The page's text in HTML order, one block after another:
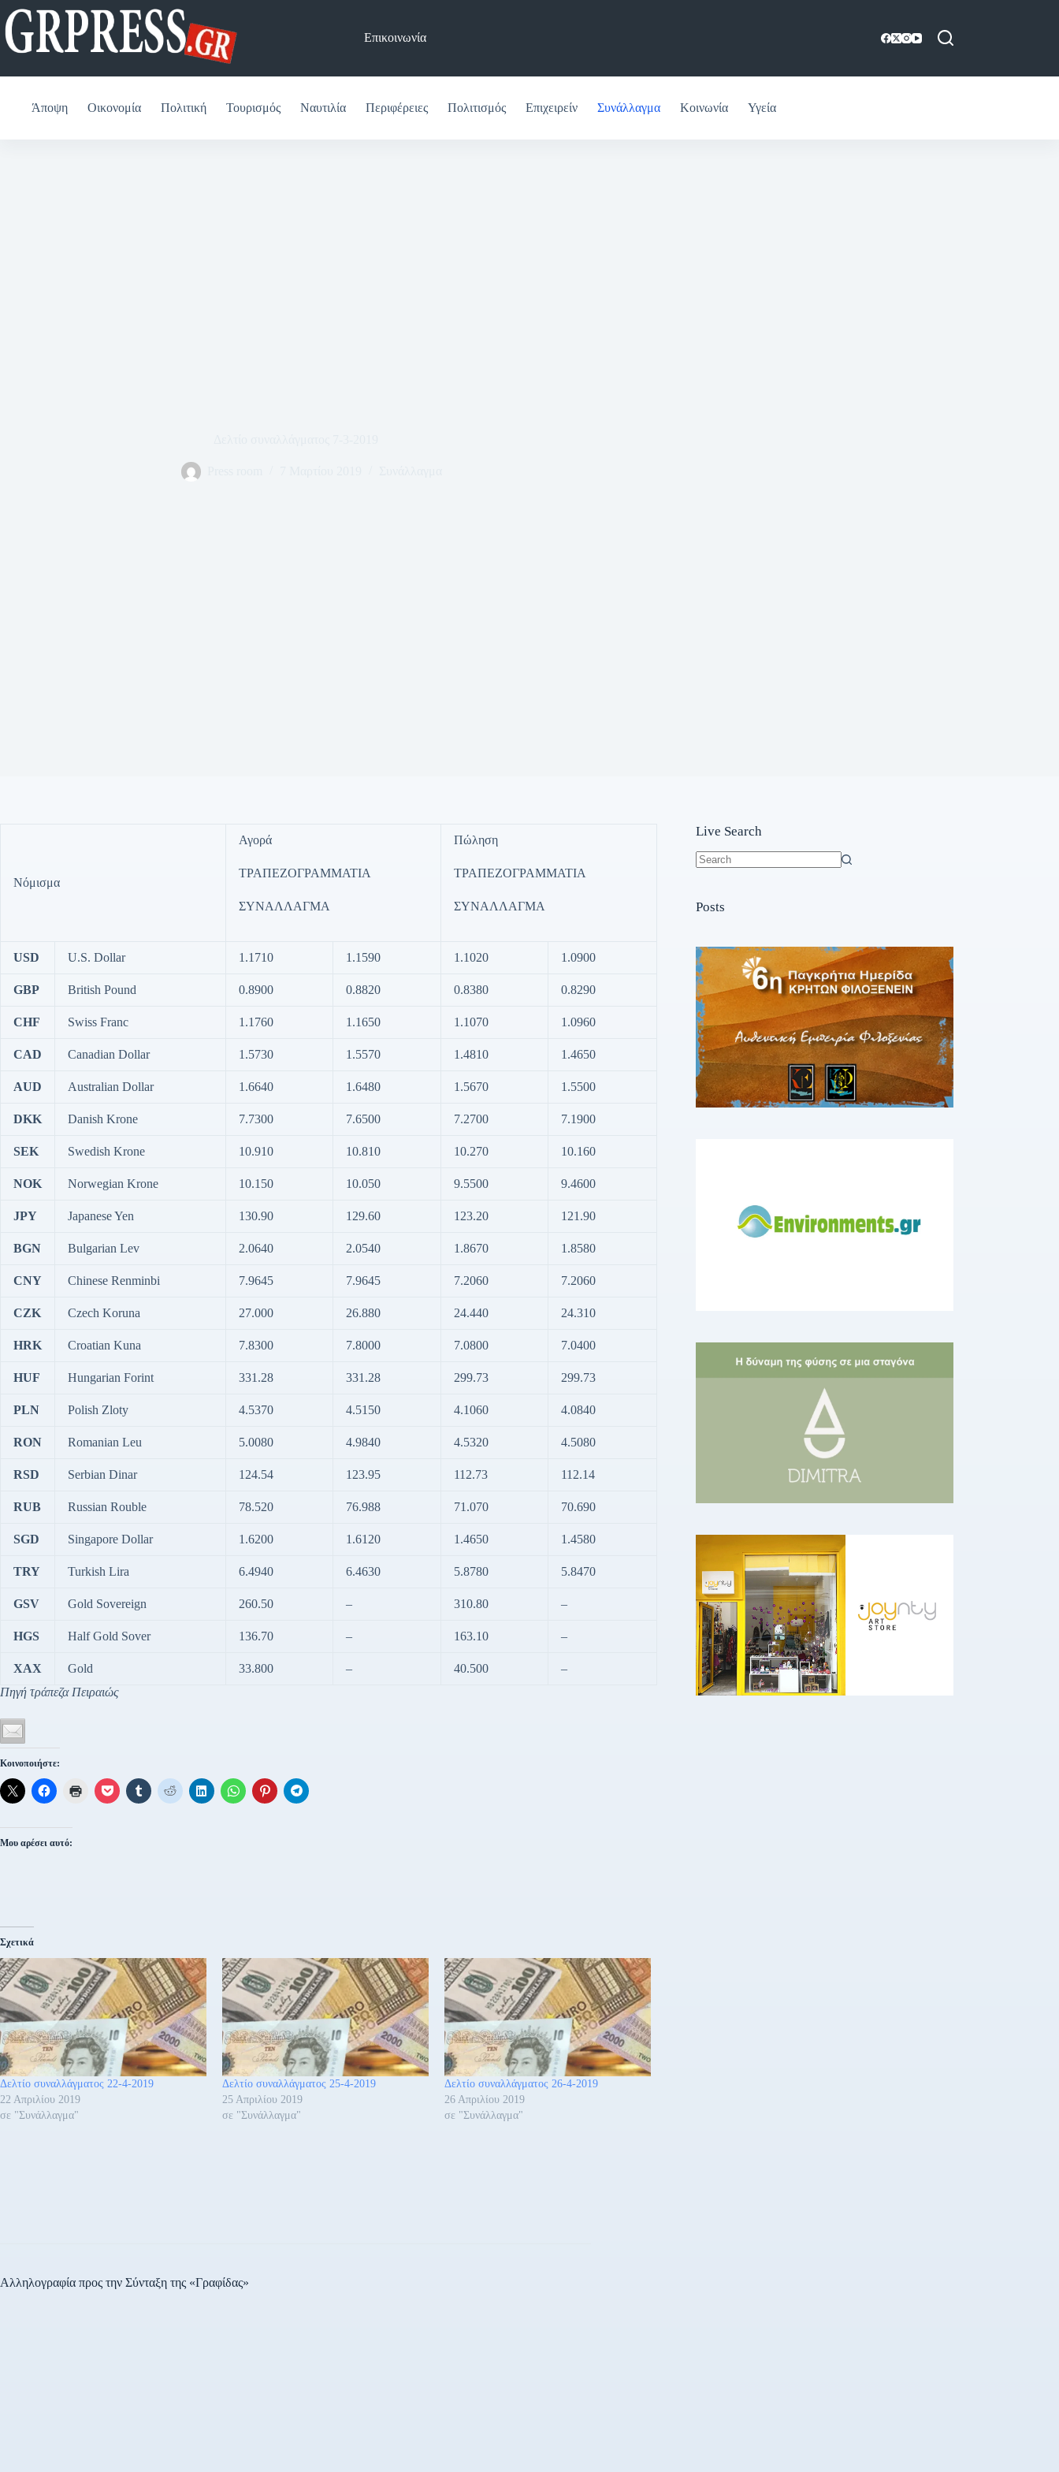
Μετάβαση
στο
περιεχόμενο
Επικοινωνία
Άποψη Οικονομία Πολιτική Τουρισμός Ναυτιλία Περιφέρειες Πολιτισμός Επιχειρείν Συνάλλαγμα Κοινωνία Υγεία
Νόμισμα
Αγορά
ΤΡΑΠΕΖΟΓΡΑΜΜΑΤΙΑ
ΣΥΝΑΛΛΑΓΜΑ
Πώληση
ΤΡΑΠΕΖΟΓΡΑΜΜΑΤΙΑ
ΣΥΝΑΛΛΑΓΜΑ
USD U.S. Dollar 1.1710 1.1590 1.1020 1.0900
GBP British Pound 0.8900 0.8820 0.8380 0.8290
CHF Swiss Franc 1.1760 1.1650 1.1070 1.0960
CAD Canadian Dollar 1.5730 1.5570 1.4810 1.4650
AUD Australian Dollar 1.6640 1.6480 1.5670 1.5500
DKK Danish Krone 7.7300 7.6500 7.2700 7.1900
SEK Swedish Krone 10.910 10.810 10.270 10.160
NOK Norwegian Krone 10.150 10.050 9.5500 9.4600
JPY Japanese Yen 130.90 129.60 123.20 121.90
BGN Bulgarian Lev 2.0640 2.0540 1.8670 1.8580
CNY Chinese Renminbi 7.9645 7.9645 7.2060 7.2060
CZK Czech Koruna 27.000 26.880 24.440 24.310
HRK Croatian Kuna 7.8300 7.8000 7.0800 7.0400
HUF Hungarian Forint 331.28 331.28 299.73 299.73
PLN Polish Zloty 4.5370 4.5150 4.1060 4.0840
RON Romanian Leu 5.0080 4.9840 4.5320 4.5080
RSD Serbian Dinar 124.54 123.95 112.73 112.14
RUB Russian Rouble 78.520 76.988 71.070 70.690
SGD Singapore Dollar 1.6200 1.6120 1.4650 1.4580
TRY Turkish Lira 6.4940 6.4630 5.8780 5.8470
GSV Gold Sovereign 260.50 – 310.80 –
HGS Half Gold Sover 136.70 – 163.10 –
XAX Gold 33.800 – 40.500
–
Πηγή τράπεζα Πειραιώς
Κοινοποιήστε:
Μου αρέσει αυτό:
Σχετικά
Δελτίο συναλλάγματος 22-4-2019
22 Απριλίου 2019
σε "Συνάλλαγμα"
Δελτίο συναλλάγματος 25-4-2019
25 Απριλίου 2019
σε "Συνάλλαγμα"
Δελτίο συναλλάγματος 26-4-2019
26 Απριλίου 2019
σε "Συνάλλαγμα"
Live Search
Posts
Αλληλογραφία προς την Σύνταξη της «Γραφίδας»